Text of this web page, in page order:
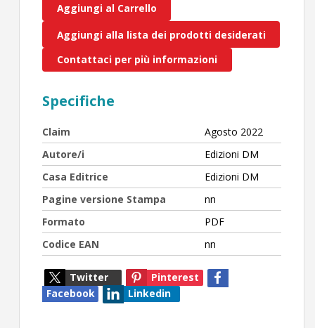
Aggiungi al Carrello
Aggiungi alla lista dei prodotti desiderati
Contattaci per più informazioni
Specifiche
Claim
Agosto 2022
Autore/i
Edizioni DM
Casa Editrice
Edizioni DM
Pagine versione Stampa
nn
Formato
PDF
Codice EAN
nn
Twitter
Pinterest
Facebook
Linkedin